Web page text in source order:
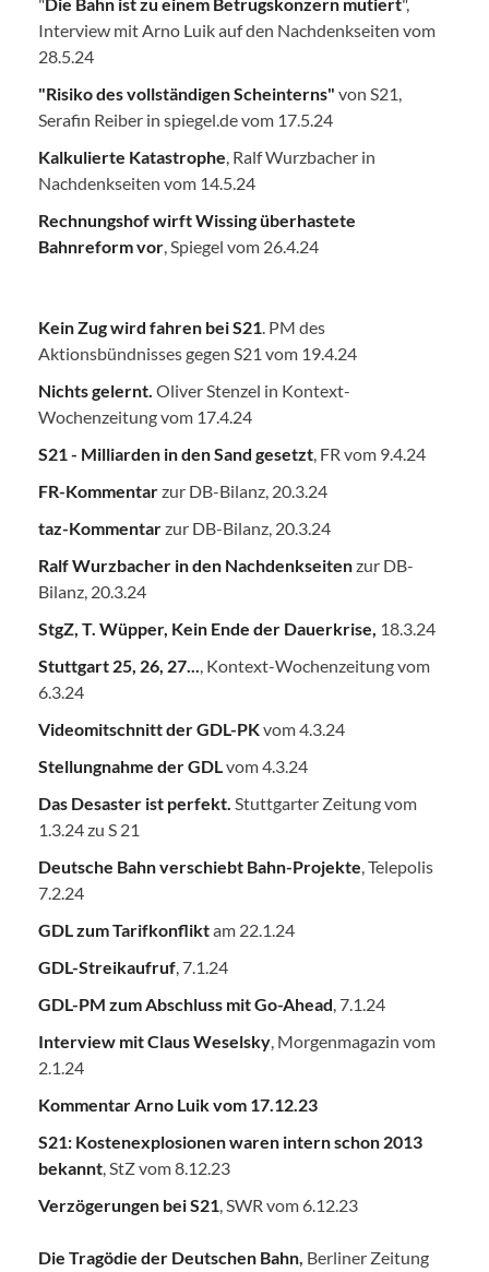
Interview mit Arno Luik auf den Nachdenkseiten vom
28.5.24
"Risiko des vollständigen Scheinterns" von S21,
Serafin Reiber in spiegel.de vom 17.5.24
Kalkulierte Katastrophe, Ralf Wurzbacher in
Nachdenkseiten vom 14.5.24
Rechnungshof wirft Wissing überhastete
Bahnreform vor, Spiegel vom 26.4.24
Kein Zug wird fahren bei S21. PM des
Aktionsbündnisses gegen S21 vom 19.4.24
Nichts gelernt. Oliver Stenzel in Kontext-
Wochenzeitung vom 17.4.24
S21 - Milliarden in den Sand gesetzt, FR vom 9.4.24
FR-Kommentarzur DB-Bilanz, 20.3.24
taz-Kommentarzur DB-Bilanz, 20.3.24
Ralf Wurzbacher in den Nachdenkseitenzur DB-
Bilanz, 20.3.24
StgZ, T. Wüpper, Kein Ende der Dauerkrise, 18.3.24
Stuttgart 25, 26, 27..., Kontext-Wochenzeitung vom
6.3.24
Videomitschnitt der GDL-PKvom 4.3.24
Stellungnahme der GDLvom 4.3.24
Das Desaster ist perfekt. Stuttgarter Zeitung vom
1.3.24 zu S 21
Deutsche Bahn verschiebt Bahn-Projekte, Telepolis
7.2.24
GDL zum Tarifkonfliktam 22.1.24
GDL-Streikaufruf, 7.1.24
GDL-PM zum Abschluss mit Go-Ahead, 7.1.24
Interview mit Claus Weselsky, Morgenmagazin vom
2.1.24
Kommentar Arno Luik vom 17.12.23
S21: Kostenexplosionen waren intern schon 2013
bekannt, StZ vom 8.12.23
Verzögerungen bei S21, SWR vom 6.12.23
Die Tragödie der Deutschen Bahn, Berliner Zeitung